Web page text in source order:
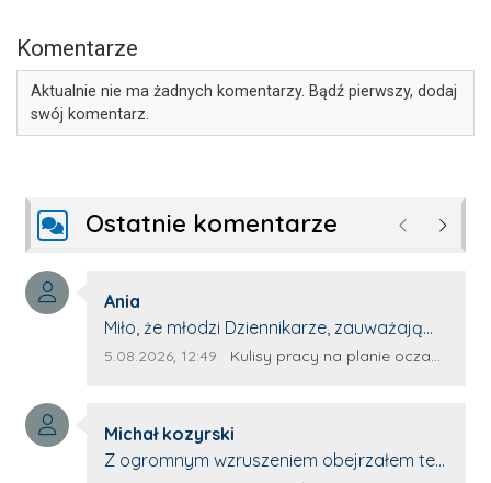
Komentarze
Aktualnie nie ma żadnych komentarzy. Bądź pierwszy, dodaj
swój komentarz.
Ostatnie komentarze Poprzednie
Autor komentarza:
Ania
Treść komentarza:
Miło, że młodzi Dziennikarze, zauważają
młode talenty, które dopiero wkraczają
z nim wywiad, który przeprowadzi Pan
Artur.
Data dodania komentarza:
5.08.2026, 12:49 Źródło komentarza:
Kulisy pracy na planie oczami młodego filmowca
Autor komentarza:
Michał kozyrski
Treść komentarza:
Z ogromnym wzruszeniem obejrzałem ten